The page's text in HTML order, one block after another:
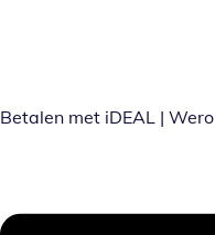
Betalen met iDEAL | Wero